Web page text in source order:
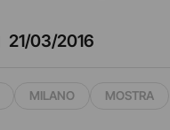
21/03/2016
MILANO MOSTRA